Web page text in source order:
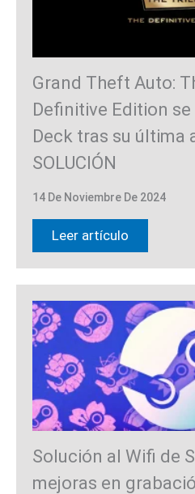
Grand Theft Auto:
Definitive Edition
Deck tras su última
SOLUCIÓN
14 De Noviembre De 2024
Leer artículo
Solución al Wifi de
mejoras en